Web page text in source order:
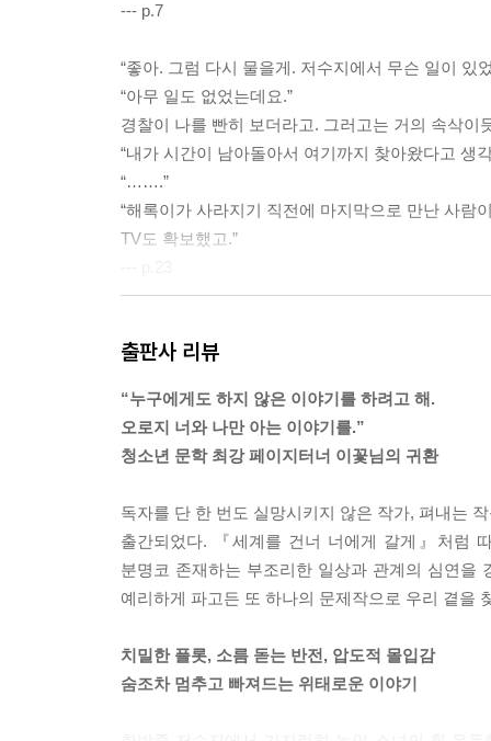
--- p.7
“좋아. 그럼 다시 물을게. 저수지에서 무슨 일이 있
“아무 일도 없었는데요.”
경찰이 나를 빤히 보더라고. 그러고는 거의 속삭이
“내가 시간이 남아돌아서 여기까지 찾아왔다고 생
“…….”
“해록이가 사라지기 직전에 마지막으로 만난 사람
TV도 확보했고.”
“크큭.”
웃음소리와 웅성거림이 바람을 타고 내 귀에 꽂
에 불쾌하게 바뀌던, 그 섬뜩함을 어떻게 잊을 수
--- p.57
‘개 버릇 남 못 준다더니, 너 여전하다?’
‘너 여전하다?’
여전하다…….
여전하다는 말은 예전에 알고 지낸 사람한테나 쓰
--- p.109
출판사 리뷰
“누구에게도 하지 않은 이야기를 하려고 해.
오로지 너와 나만 아는 이야기를.”
청소년 문학 최강 페이지터너 이꽃님의 귀환
독자를 단 한 번도 실망시키지 않은 작가, 펴내는
출간되었다. 『세계를 건너 너에게 갈게』처럼
분명코 존재하는 부조리한 일상과 관계의 심연을
예리하게 파고든 또 하나의 문제작으로 우리 곁을
치밀한 플롯, 소름 돋는 반전, 압도적 몰입감
숨조차 멈추고 빠져드는 위태로운 이야기